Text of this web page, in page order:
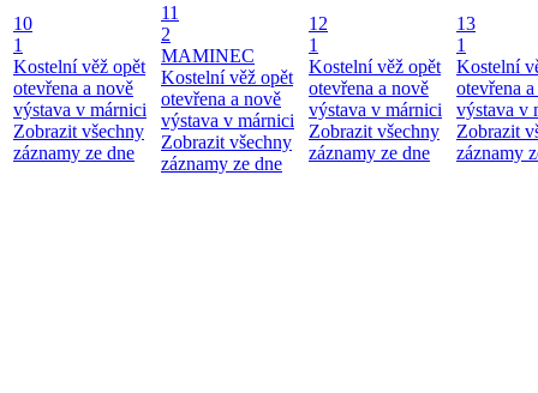
10
1
Kostelní věž opět
otevřena a nově
výstava v márnici
Zobrazit všechny
záznamy ze dne
11
2
MAMINEC
Kostelní věž opět
otevřena a nově
výstava v márnici
Zobrazit všechny
záznamy ze dne
12
1
Kostelní věž opět
otevřena a nově
výstava v márnici
Zobrazit všechny
záznamy ze dne
13
1
Kostelní
otevřena
výstava v
Zobrazit
záznamy